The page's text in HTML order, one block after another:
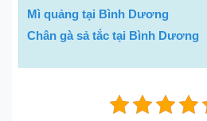
Mì quảng tại Bình Dương
Chân gà sả tắc tại Bình Dương